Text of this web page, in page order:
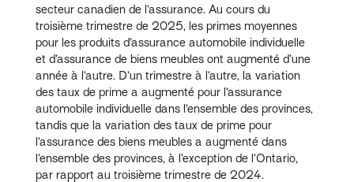
secteur canadien de l’assurance. Au cours du
troisième trimestre de 2025, les primes moyennes
pour les produits d’assurance automobile individuelle
et d’assurance de biens meubles ont augmenté d’une
année à l’autre. D’un trimestre à l’autre, la variation
des taux de prime a augmenté pour l’assurance
automobile individuelle dans l’ensemble des provinces,
tandis que la variation des taux de prime pour
l’assurance des biens meubles a augmenté dans
l’ensemble des provinces, à l’exception de l’Ontario,
par rapport au troisième trimestre de 2024.